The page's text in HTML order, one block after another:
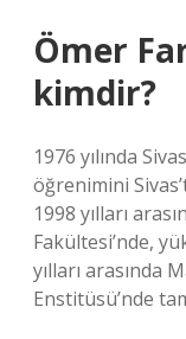
Ömer
kimdir?
1976 yılında
öğrenimini
1998 yılları
Fakültesi’nde,
yılları arasında
Enstitüsü’nde